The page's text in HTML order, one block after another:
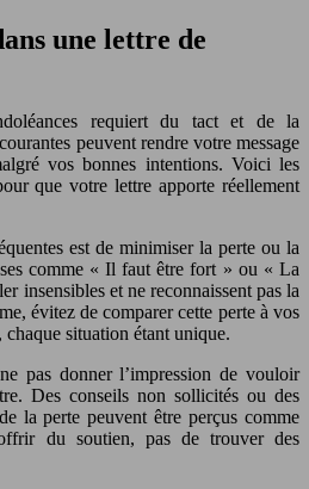
une lettre de
requiert du tact et de la
peuvent rendre votre message
vos bonnes intentions. Voici les
que votre lettre apporte réellement
est de minimiser la perte ou la
comme « Il faut être fort » ou « La
insensibles et ne reconnaissent pas la
évitez de comparer cette perte à vos
situation étant unique.
pas donner l’impression de vouloir
Des conseils non sollicités ou des
la perte peuvent être perçus comme
du soutien, pas de trouver des